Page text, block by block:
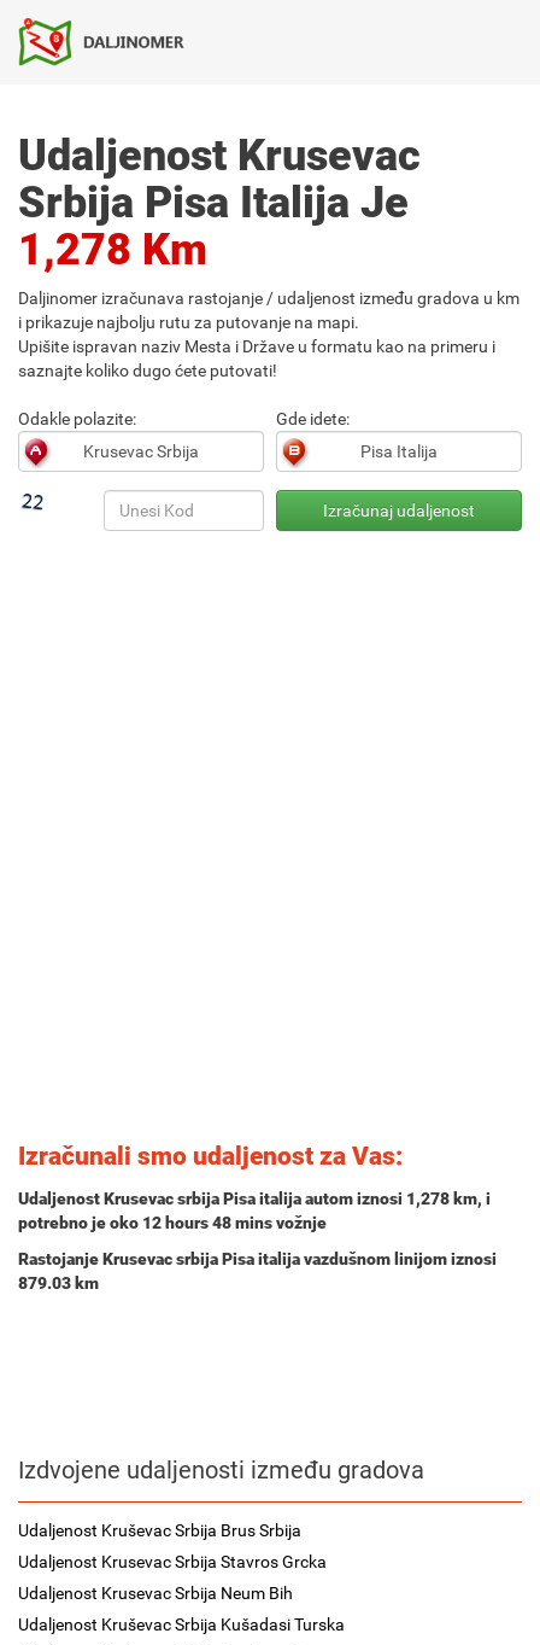
Udaljenost Krusevac
Srbija Pisa Italija Je
1,278 Km
Daljinomer izračunava rastojanje / udaljenost između gradova u km
i prikazuje najbolju rutu za putovanje na mapi.
Upišite ispravan naziv Mesta i Države u formatu kao na primeru i
saznajte koliko dugo ćete putovati!
Odakle polazite: Gde idete:
Izračunali smo udaljenost za Vas:
Udaljenost Krusevac srbija Pisa italija autom iznosi 1,278 km, i
potrebno je oko 12 hours 48 minsvožnje
Rastojanje Krusevac srbija Pisa italija vazdušnom linijom iznosi
879.03 km
Izdvojene udaljenosti između gradova
Udaljenost Kruševac Srbija Brus Srbija
Udaljenost Krusevac Srbija Stavros Grcka
Udaljenost Krusevac Srbija Neum Bih
Udaljenost Kruševac Srbija Kušadasi Turska